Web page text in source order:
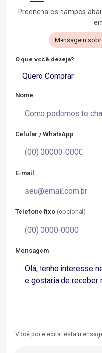
Preencha os campos
Mensagem
O que você deseja?
Quero Comprar
Nome
Celular / WhatsApp
E-mail
Telefone fixo (opcional)
Mensagem
Você pode editar esta